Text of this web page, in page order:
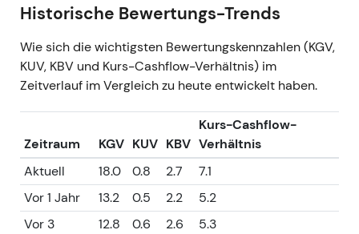
Historische Bewertungs-Trends
Wie sich die wichtigsten Bewertungskennzahlen (KGV,
KUV, KBV und Kurs-Cashflow-Verhältnis) im
Zeitverlauf im Vergleich zu heute entwickelt haben.
Zeitraum KGV KUV KBV
Kurs-Cashflow-
Verhältnis
Aktuell
18.0 0.8 2.7
7.1
Vor 1 Jahr
13.2 0.5 2.2
5.2
Vor 3
12.8 0.6 2.6 5.3